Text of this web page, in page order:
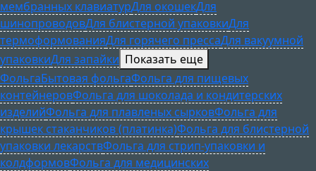
мембранных клавиатурДля окошекДля
шинопроводовДля блистерной упаковкиДля
термоформованияДля горячего прессаДля вакуумной
упаковкиДля запайки Показать еще
ФольгаБытовая фольгаФольга для пищевых
контейнеровФольга для шоколада и кондитерских
изделийФольга для плавленых сырковФольга для
крышек стаканчиков (платинка)Фольга для блистерной
упаковки лекарствФольга для стрип-упаковки и
колдформовФольга для медицинских